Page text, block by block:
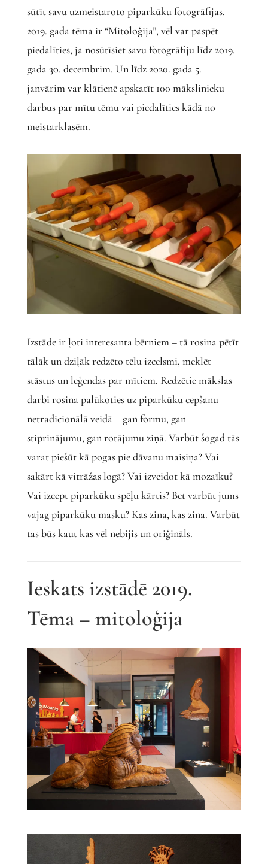
sūtīt savu uzmeistaroto piparkūku fotogrāfijas.
2019. gada tēma ir “Mitoloģija”, vēl var paspēt
piedalīties, ja nosūtīsiet savu fotogrāfiju līdz 2019.
gada 30. decembrim. Un līdz 2020. gada 5.
janvārim var klātienē apskatīt 100 mākslinieku
darbus par mītu tēmu vai piedalīties kādā no
meistarklasēm.
Izstāde ir ļoti interesanta bērniem – tā rosina pētīt
tālāk un dziļāk redzēto tēlu izcelsmi, meklēt
stāstus un leģendas par mītiem. Redzētie mākslas
darbi rosina palūkoties uz piparkūku cepšanu
netradicionālā veidā – gan formu, gan
stiprinājumu, gan rotājumu ziņā. Varbūt šogad tās
varat piešūt kā pogas pie dāvanu maisiņa? Vai
sakārt kā vitrāžas logā? Vai izveidot kā mozaīku?
Vai izcept piparkūku spēļu kārtis? Bet varbūt jums
vajag piparkūku masku? Kas zina, kas zina. Varbūt
tas būs kaut kas vēl nebijis un oriģināls.
Ieskats izstādē 2019.
Tēma – mitoloģija